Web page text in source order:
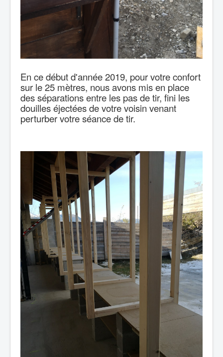
En ce début d'année 2019, pour votre confort
sur le 25 mètres, nous avons mis en place
des séparations entre les pas de tir, fini les
douilles éjectées de votre voisin venant
perturber votre séance de tir.